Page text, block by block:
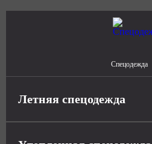
Спецодежда
Летняя спецодежда